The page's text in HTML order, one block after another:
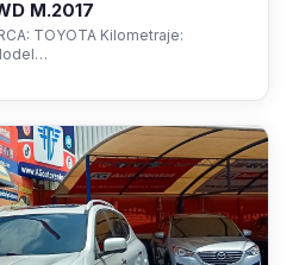
M.2017
TOYOTA Kilometraje: